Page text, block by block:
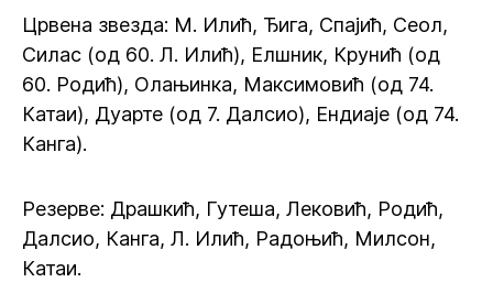
Црвена звезда: М. Илић, Ђига, Спајић, Сеол,
Силас (од 60. Л. Илић), Елшник, Крунић (од
60. Родић), Олањинка, Максимовић (од 74.
Катаи), Дуарте (од 7. Далсио), Ендиаје (од 74.
Канга).
Резерве: Драшкић, Гутеша, Лековић, Родић,
Далсио, Канга, Л. Илић, Радоњић, Милсон,
Катаи.